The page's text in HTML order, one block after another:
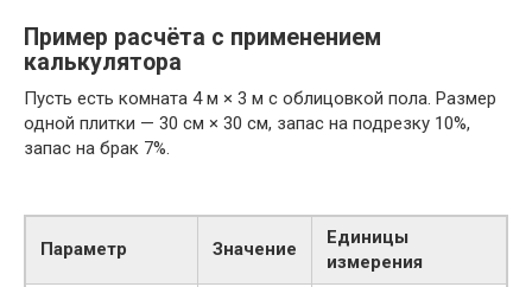
Пример расчёта с применением
калькулятора
Пусть есть комната 4 м × 3 м с облицовкой пола. Размер
одной плитки — 30 см × 30 см, запас на подрезку 10%,
запас на брак 7%.
Параметр Значение
Единицы
измерения